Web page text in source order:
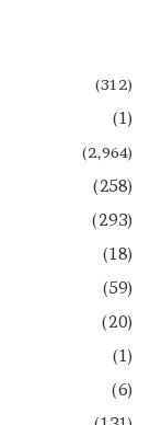
(312)
(1)
(2,964)
(258)
(293)
(18)
(59)
(20)
(1)
(6)